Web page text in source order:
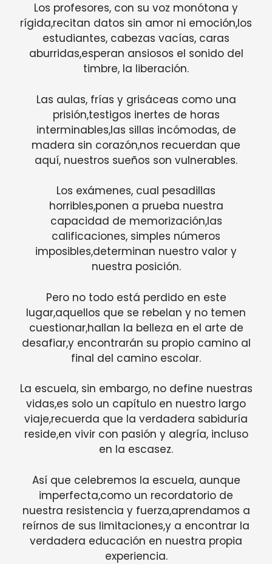
Los profesores, con su voz monótona y
rígida,recitan datos sin amor ni emoción,los
estudiantes, cabezas vacías, caras
aburridas,esperan ansiosos el sonido del
timbre, la liberación.
Las aulas, frías y grisáceas como una
prisión,testigos inertes de horas
interminables,las sillas incómodas, de
madera sin corazón,nos recuerdan que
aquí, nuestros sueños son vulnerables.
Los exámenes, cual pesadillas
horribles,ponen a prueba nuestra
capacidad de memorización,las
calificaciones, simples números
imposibles,determinan nuestro valor y
nuestra posición.
Pero no todo está perdido en este
lugar,aquellos que se rebelan y no temen
cuestionar,hallan la belleza en el arte de
desafiar,y encontrarán su propio camino al
final del camino escolar.
La escuela, sin embargo, no define nuestras
vidas,es solo un capítulo en nuestro largo
viaje,recuerda que la verdadera sabiduría
reside,en vivir con pasión y alegría, incluso
en la escasez.
Así que celebremos la escuela, aunque
imperfecta,como un recordatorio de
nuestra resistencia y fuerza,aprendamos a
reírnos de sus limitaciones,y a encontrar la
verdadera educación en nuestra propia
experiencia.